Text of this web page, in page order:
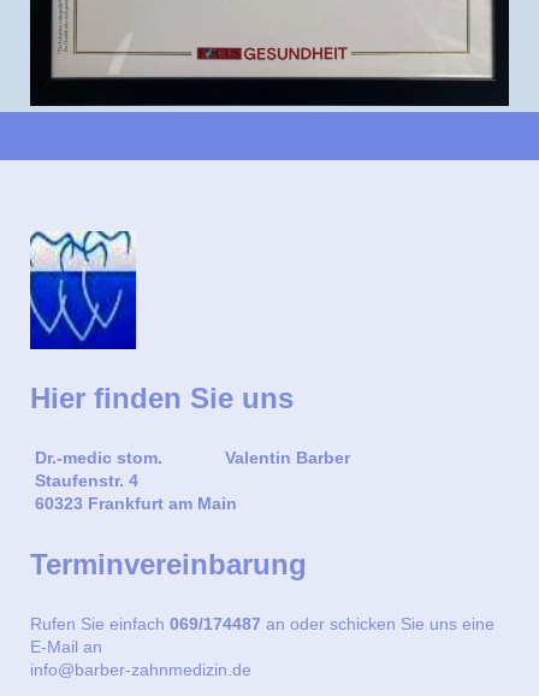
Hier finden Sie uns
Dr.-medic stom. Valentin Barber
Staufenstr. 4
60323 Frankfurt am Main
Terminvereinbarung
Rufen Sie einfach 069/174487 an oder schicken Sie uns eine
E-Mail an
info@barber-zahnmedizin.de